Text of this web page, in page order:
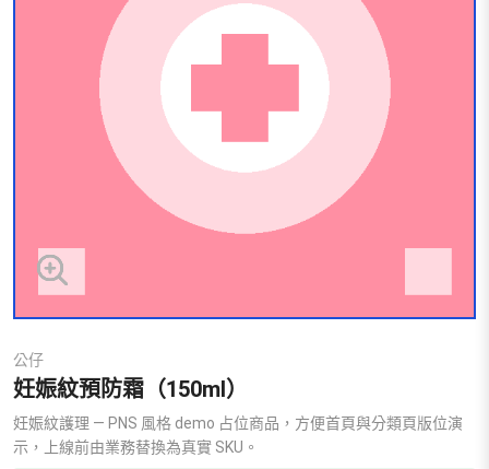
公仔
妊娠紋預防霜（150ml）
妊娠紋護理 — PNS 風格 demo 占位商品，方便首頁與分類頁版位演
示，上線前由業務替換為真實 SKU。